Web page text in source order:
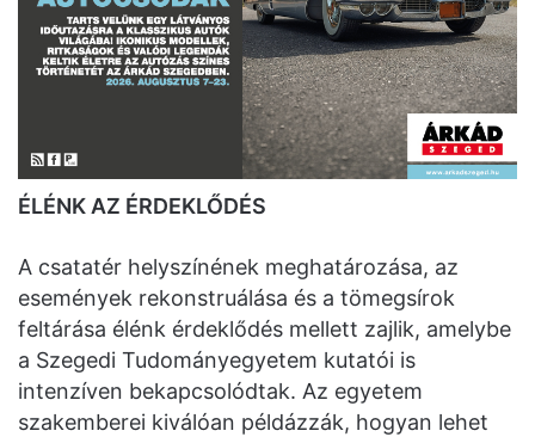
ÉLÉNK AZ ÉRDEKLŐDÉS
A csatatér helyszínének meghatározása, az
események rekonstruálása és a tömegsírok
feltárása élénk érdeklődés mellett zajlik, amelybe
a Szegedi Tudományegyetem kutatói is
intenzíven bekapcsolódtak. Az egyetem
szakemberei kiválóan példázzák, hogyan lehet